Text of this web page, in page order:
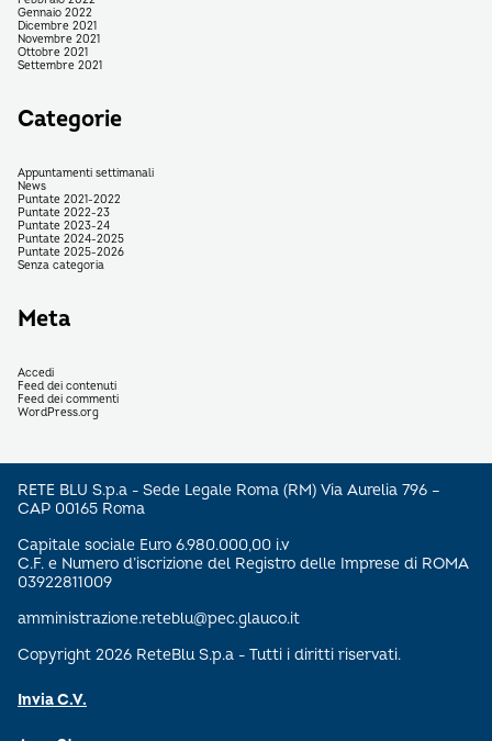
Gennaio 2022
Dicembre 2021
Novembre 2021
Ottobre 2021
Settembre 2021
Categorie
Appuntamenti settimanali
News
Puntate 2021-2022
Puntate 2022-23
Puntate 2023-24
Puntate 2024-2025
Puntate 2025-2026
Senza categoria
Meta
Accedi
Feed dei contenuti
Feed dei commenti
WordPress.org
RETE BLU S.p.a - Sede Legale Roma (RM) Via Aurelia 796 –
CAP 00165 Roma
Capitale sociale Euro 6.980.000,00 i.v
C.F. e Numero d’iscrizione del Registro delle Imprese di ROMA
03922811009
amministrazione.reteblu@pec.glauco.it
Copyright 2026 ReteBlu S.p.a - Tutti i diritti riservati.
Invia C.V.